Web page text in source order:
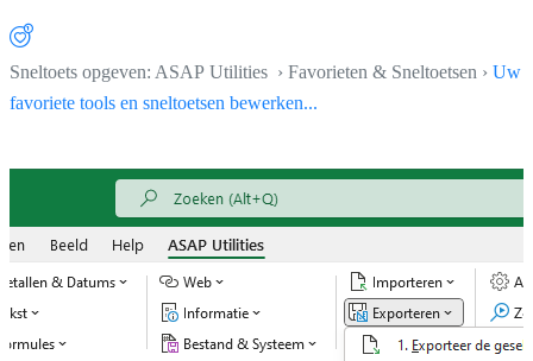
Sneltoets opgeven: ASAP Utilities › Favorieten & Sneltoetsen › Uw
favoriete tools en sneltoetsen bewerken...